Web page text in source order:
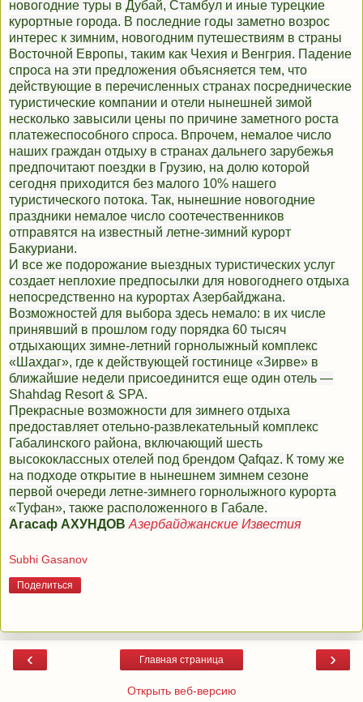
новогодние туры в Дубай, Стамбул и иные турецкие
курортные города. В последние годы заметно возрос
интерес к зимним, новогодним путешествиям в страны
Восточной Европы, таким как Чехия и Венгрия. Падение
спроса на эти предложения объясняется тем, что
действующие в перечисленных странах посреднические
туристические компании и отели нынешней зимой
несколько завысили цены по причине заметного роста
платежеспособного спроса. Впрочем, немалое число
наших граждан отдыху в странах дальнего зарубежья
предпочитают поездки в Грузию, на долю которой
сегодня приходится без малого 10% нашего
туристического потока. Так, нынешние новогодние
праздники немалое число соотечественников
отправятся на известный летне-зимний курорт
Бакуриани.
И все же подорожание выездных туристических услуг
создает неплохие предпосылки для новогоднего отдыха
непосредственно на курортах Азербайджана.
Возможностей для выбора здесь немало: в их числе
принявший в прошлом году порядка 60 тысяч
отдыхающих зимне-летний горнолыжный комплекс
«Шахдаг», где к действующей гостинице «Зирве» в
ближайшие недели присоединится еще один отель —
Shahdag Resort & SPA.
Прекрасные возможности для зимнего отдыха
предоставляет отельно-развлекательный комплекс
Габалинского района, включающий шесть
высококлассных отелей под брендом Qafqaz. К тому же
на подходе открытие в нынешнем зимнем сезоне
первой очереди летне-зимнего горнолыжного курорта
«Туфан», также расположенного в Габале.
Агасаф АХУНДОВ Азербайджанские Известия
Subhi Gasanov
Поделиться
‹ ›
Главная страница
Открыть веб-версию